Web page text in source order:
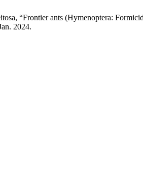
“Frontier ants (Hymenoptera:
2024.